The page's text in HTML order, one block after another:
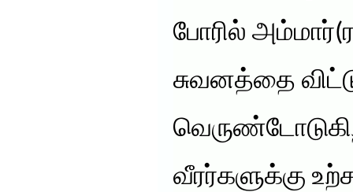
போரில்
சுவனத்தை
வீரர்களுக்கு